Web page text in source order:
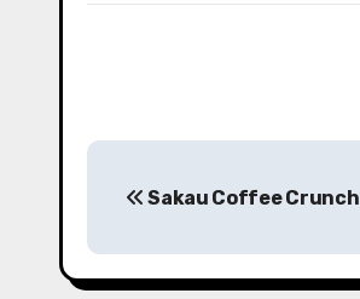
P
s
Sakau Coffee Crunch